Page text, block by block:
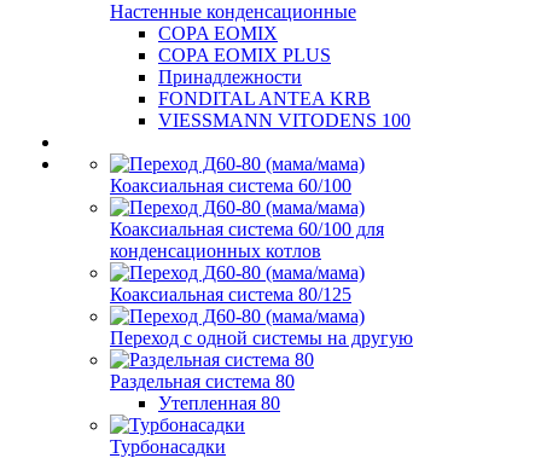
Настенные конденсационные
COPA EOMIX
COPA EOMIX PLUS
Принадлежности
FONDITAL ANTEA KRB
VIESSMANN VITODENS 100
Коаксиальная система 60/100
Коаксиальная система 60/100 для
конденсационных котлов
Коаксиальная система 80/125
Переход с одной системы на другую
Раздельная система 80
Утепленная 80
Турбонасадки